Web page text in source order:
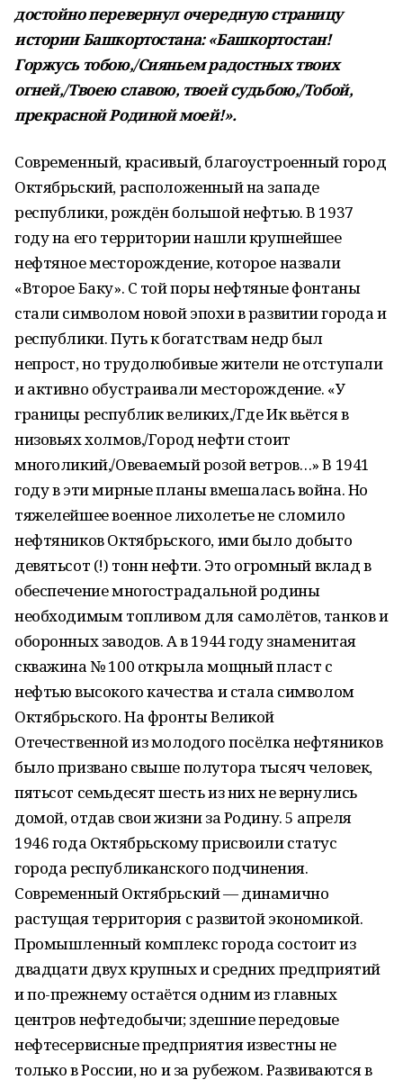
достойно перевернул очередную страницу
истории Башкортостана: «Башкортостан!
Горжусь тобою,/Сияньем радостных твоих
огней,/Твоею славою, твоей судьбою,/Тобой,
прекрасной Родиной моей!».
Современный, красивый, благоустроенный город
Октябрьский, расположенный на западе
республики, рождён большой нефтью. В 1937
году на его территории нашли крупнейшее
нефтяное месторождение, которое назвали
«Второе Баку». С той поры нефтяные фонтаны
стали символом новой эпохи в развитии города и
республики. Путь к богатствам недр был
непрост, но трудолюбивые жители не отступали
и активно обустраивали месторождение. «У
границы республик великих,/Где Ик вьётся в
низовьях холмов,/Город нефти стоит
многоликий,/Овеваемый розой ветров…» В 1941
году в эти мирные планы вмешалась вой­на. Но
тяжелейшее военное лихолетье не сломило
нефтяников Октябрьского, ими было добыто
девятьсот (!) тонн нефти. Это огромный вклад в
обеспечение многострадальной родины
необходимым топливом для самолётов, танков и
оборонных заводов. А в 1944 году знаменитая
скважина № 100 открыла мощный пласт с
нефтью высокого качества и стала символом
Октябрьского. На фронты Великой
Отечественной из молодого посёлка нефтяников
было призвано свыше полутора тысяч человек,
пятьсот семьдесят шесть из них не вернулись
домой, отдав свои жизни за Родину. 5 апреля
1946 года Октябрьскому присвоили статус
города республиканского подчинения.
Современный Октябрьский — динамично
растущая территория с развитой экономикой.
Промышленный комплекс города состоит из
двадцати двух крупных и средних предприятий
и по-прежнему остаётся одним из главных
центров нефтедобычи; здешние передовые
нефтесервисные предприятия известны не
только в России, но и за рубежом. Развиваются в